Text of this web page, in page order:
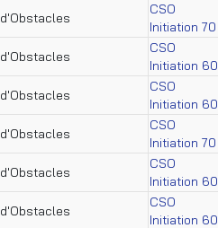
CSO
Initiation 70
CSO
Initiation 60
CSO
Initiation 60
CSO
Initiation 70
CSO
Initiation 60
CSO
Initiation 60